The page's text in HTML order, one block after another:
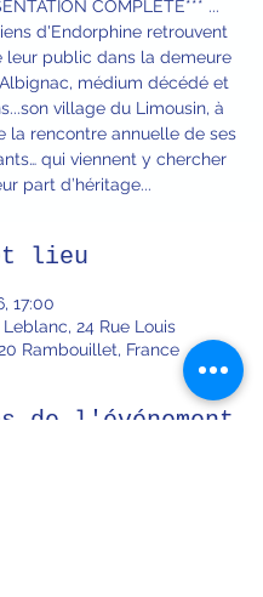
COMPLÈTE*** ...
d'Endorphine retrouvent
leur public dans la demeure
médium décédé et
village du Limousin, à
la rencontre annuelle de ses
qui viennent y chercher
part d’héritage...
lieu
17:00
24 Rue Louis
Rambouillet, France
de l'événement